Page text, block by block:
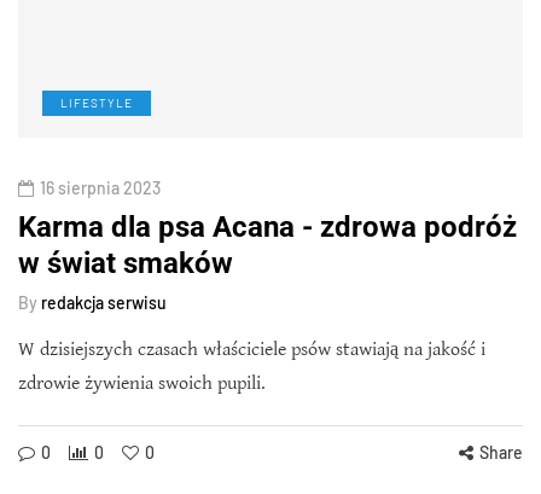
LIFESTYLE
16 sierpnia 2023
Karma dla psa Acana - zdrowa podróż
w świat smaków
By redakcja serwisu
W dzisiejszych czasach właściciele psów stawiają na jakość i
zdrowie żywienia swoich pupili.
0 0 0 Share